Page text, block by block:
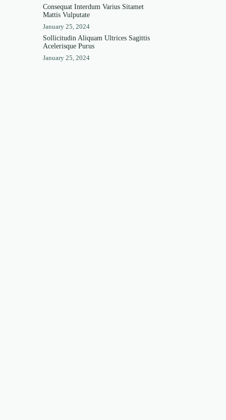
Consequat Interdum Varius Sitamet
Mattis Vulputate
January 25, 2024
Sollicitudin Aliquam Ultrices Sagittis
Acelerisque Purus
January 25, 2024